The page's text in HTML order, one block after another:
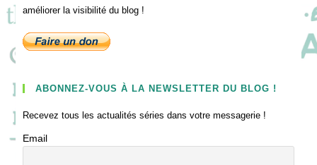
améliorer la visibilité du blog !
ABONNEZ-VOUS À LA NEWSLETTER DU BLOG !
Recevez tous les actualités séries dans votre messagerie !
Email